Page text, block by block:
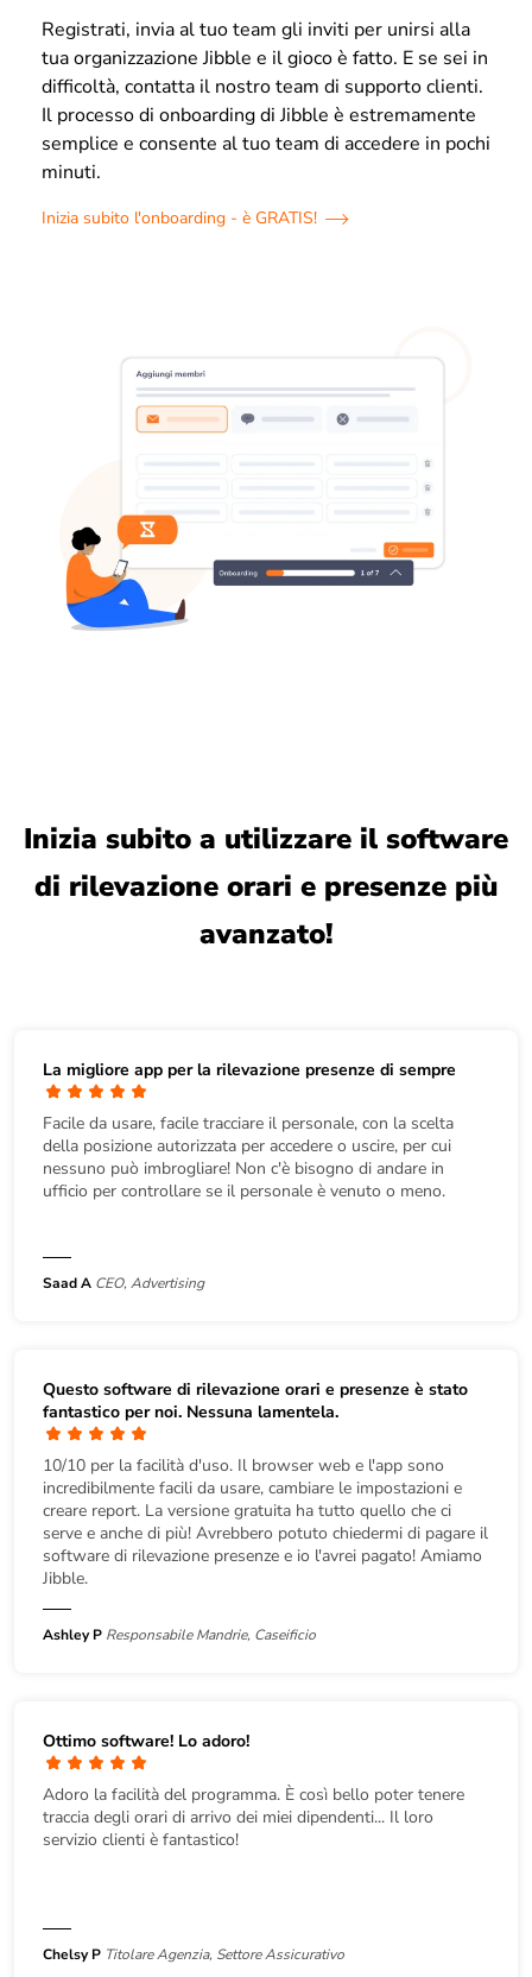
Registrati, invia al tuo team gli inviti per unirsi alla
tua organizzazione Jibble e il gioco è fatto. E se sei in
difficoltà, contatta il nostro team di supporto clienti.
Il processo di onboarding di Jibble è estremamente
semplice e consente al tuo team di accedere in pochi
minuti.
Inizia subito l'onboarding - è GRATIS!
Inizia subito a utilizzare il software
di rilevazione orari e presenze più
avanzato!
La migliore app per la rilevazione presenze di sempre
Facile da usare, facile tracciare il personale, con la scelta
della posizione autorizzata per accedere o uscire, per cui
nessuno può imbrogliare! Non c'è bisogno di andare in
ufficio per controllare se il personale è venuto o meno.
Saad A CEO, Advertising
Questo software di rilevazione orari e presenze è stato
fantastico per noi. Nessuna lamentela.
10/10 per la facilità d'uso. Il browser web e l'app sono
incredibilmente facili da usare, cambiare le impostazioni e
creare report. La versione gratuita ha tutto quello che ci
serve e anche di più! Avrebbero potuto chiedermi di pagare il
software di rilevazione presenze e io l'avrei pagato! Amiamo
Jibble.
Ashley P Responsabile Mandrie, Caseificio
Ottimo software! Lo adoro!
Adoro la facilità del programma. È così bello poter tenere
traccia degli orari di arrivo dei miei dipendenti... Il loro
servizio clienti è fantastico!
Chelsy P Titolare Agenzia, Settore Assicurativo